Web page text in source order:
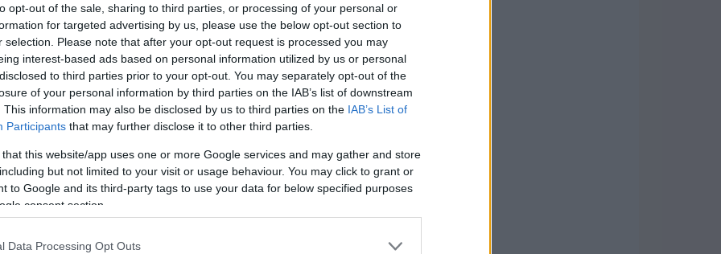
opt-out of the sale, sharing to third parties, or processing of your personal or
for targeted advertising by us, please use the below opt-out section to
selection. Please note that after your opt-out request is processed you may
interest-based ads based on personal information utilized by us or personal
to third parties prior to your opt-out. You may separately opt-out of the
of your personal information by third parties on the IAB’s list of downstream
This information may also be disclosed by us to third parties on the IAB’s List of
Participants that may further disclose it to other third parties.
that this website/app uses one or more Google services and may gather and store
but not limited to your visit or usage behaviour. You may click to grant or
to Google and its third-party tags to use your data for below specified purposes
consent section.
Data Processing Opt Outs
unacrescita esponenziale, con eventi che
anno. I dati diScenari Immobiliarimostrano
rispetto all’anno precedente.